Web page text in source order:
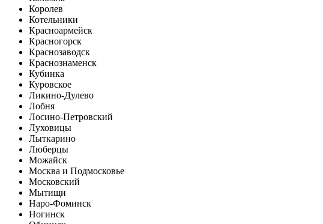
Королев
Котельники
Красноармейск
Красногорск
Краснозаводск
Краснознаменск
Кубинка
Куровское
Ликино-Дулево
Лобня
Лосино-Петровский
Луховицы
Лыткарино
Люберцы
Можайск
Москва и Подмосковье
Московский
Мытищи
Наро-Фоминск
Ногинск